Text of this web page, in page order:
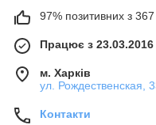
97% позитивних з 367
Працює з 23.03.2016
м. Харків
ул. Рождественская,
Контакти